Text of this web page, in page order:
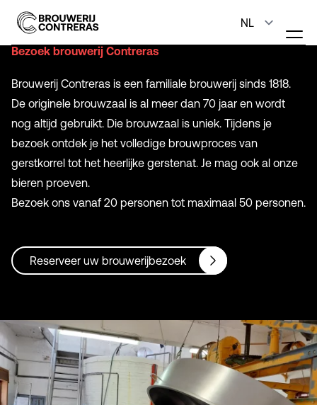
Bezoek brouwerij Contreras
Brouwerij Contreras is een familiale brouwerij sinds 1818.
De originele brouwzaal is al meer dan 70 jaar en wordt
nog altijd gebruikt. Die brouwzaal is uniek. Tijdens je
bezoek ontdek je het volledige brouwproces van
gerstkorrel tot het heerlijke gerstenat. Je mag ook al onze
bieren proeven.
Bezoek ons vanaf 20 personen tot maximaal 50 personen.
Reserveer uw brouwerijbezoek